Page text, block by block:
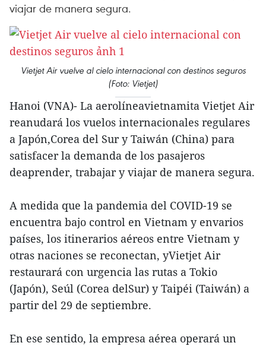
viajar de manera segura.
Vietjet Air vuelve al cielo internacional con destinos seguros
(Foto: Vietjet)
Hanoi (VNA)- La aerolíneavietnamita Vietjet Air
reanudará los vuelos internacionales regulares
a Japón,Corea del Sur y Taiwán (China) para
satisfacer la demanda de los pasajeros
deaprender, trabajar y viajar de manera segura.
A medida que la pandemia del COVID-19 se
encuentra bajo control en Vietnam y envarios
países, los itinerarios aéreos entre Vietnam y
otras naciones se reconectan, yVietjet Air
restaurará con urgencia las rutas a Tokio
(Japón), Seúl (Corea delSur) y Taipéi (Taiwán) a
partir del 29 de septiembre.
En ese sentido, la empresa aérea operará un